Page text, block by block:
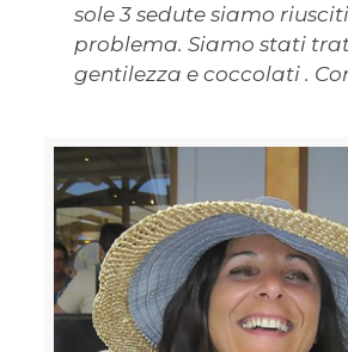
sole 3 sedute siamo
problema. Siamo stati
gentilezza e coccolati .